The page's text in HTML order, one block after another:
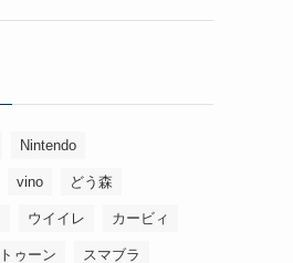
Nintendo
vino どう森
ウイイレ カービィ
ゥーン スマブラ